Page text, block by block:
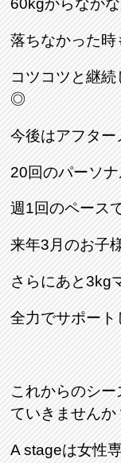
60kgからなか
落ちなかった
コツコツと継
◎
今後はアフター
20回のパーソ
週1回のペース
来年3月のお子
さらにあと3kg
全力でサポート
これからのシ
ていきませんか
A stageは女性